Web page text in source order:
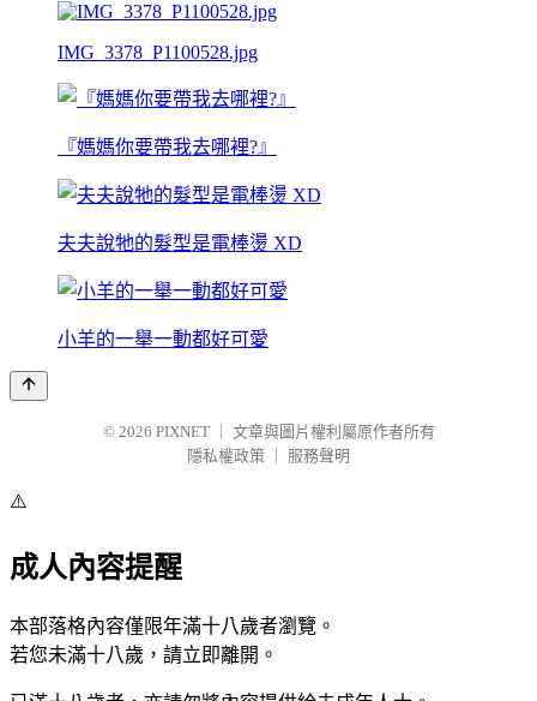
IMG_3378_P1100528.jpg
『媽媽你要帶我去哪裡?』
夫夫說牠的髮型是電棒燙 XD
小羊的一舉一動都好可愛
© 2026 PIXNET
文章與圖片權利屬原作者所有
隱私權政策
服務聲明
⚠️
成人內容提醒
本部落格內容僅限年滿十八歲者瀏覽。
若您未滿十八歲，請立即離開。